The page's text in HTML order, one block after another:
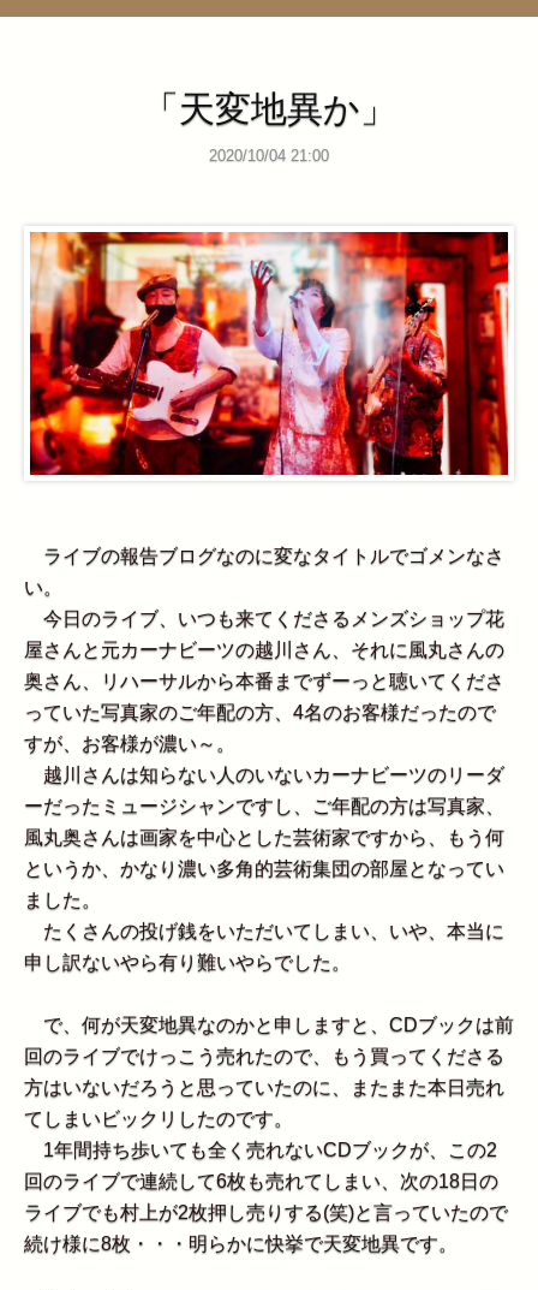
「天変地異か」
2020/10/04 21:00
ライブの報告ブログなのに変なタイトルでゴメンなさ
い。
今日のライブ、いつも来てくださるメンズショップ花
屋さんと元カーナビーツの越川さん、それに風丸さんの
奥さん、リハーサルから本番までずーっと聴いてくださ
っていた写真家のご年配の方、4名のお客様だったので
すが、お客様が濃い～。
越川さんは知らない人のいないカーナビーツのリーダ
ーだったミュージシャンですし、ご年配の方は写真家、
風丸奥さんは画家を中心とした芸術家ですから、もう何
というか、かなり濃い多角的芸術集団の部屋となってい
ました。
たくさんの投げ銭をいただいてしまい、いや、本当に
申し訳ないやら有り難いやらでした。
で、何が天変地異なのかと申しますと、CDブックは前
回のライブでけっこう売れたので、もう買ってくださる
方はいないだろうと思っていたのに、またまた本日売れ
てしまいビックリしたのです。
1年間持ち歩いても全く売れないCDブックが、この2
回のライブで連続して6枚も売れてしまい、次の18日の
ライブでも村上が2枚押し売りする(笑)と言っていたので
続け様に8枚・・・明らかに快挙で天変地異です。